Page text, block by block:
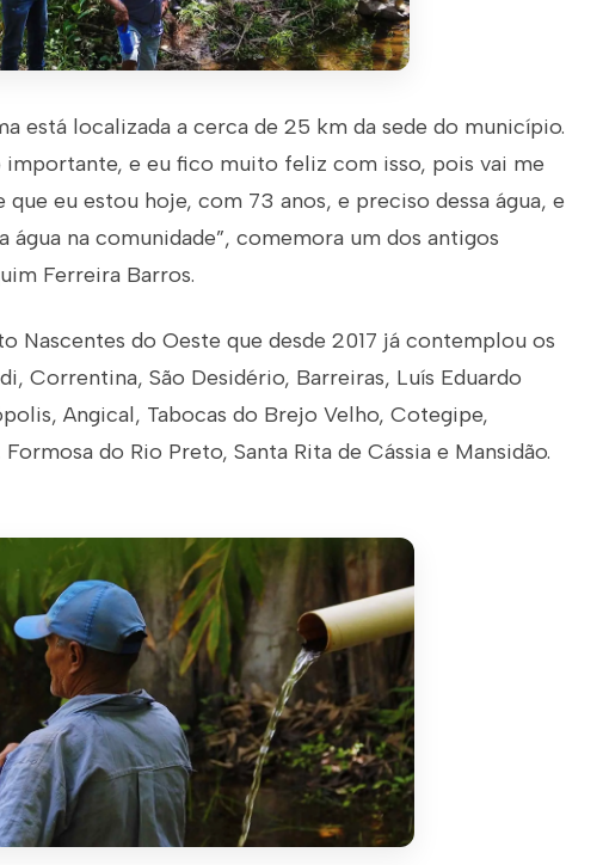
está localizada a cerca de 25 km da sede do município.
importante, e eu fico muito feliz com isso, pois vai me
eu estou hoje, com 73 anos, e preciso dessa água, e
água na comunidade”, comemora um dos antigos
Ferreira Barros.
Nascentes do Oeste que desde 2017 já contemplou os
Correntina, São Desidério, Barreiras, Luís Eduardo
Angical, Tabocas do Brejo Velho, Cotegipe,
do Rio Preto, Santa Rita de Cássia e Mansidão.